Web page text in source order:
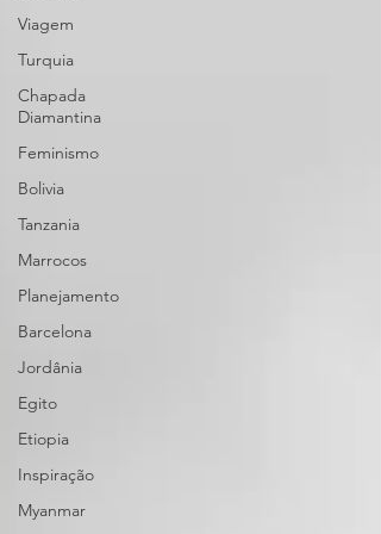
Viagem
Turquia
Chapada
Diamantina
Feminismo
Bolivia
Tanzania
Marrocos
Planejamento
Barcelona
Jordânia
Egito
Etiopia
Inspiração
Myanmar